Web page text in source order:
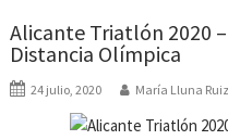
Alicante Triatlón 2020
Distancia Olímpica
24 julio, 2020 María Lluna Ruiz